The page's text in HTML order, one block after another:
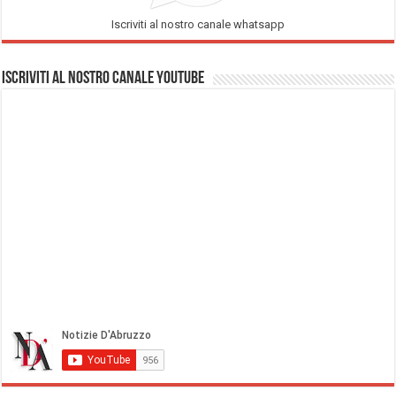
Iscriviti al nostro canale whatsapp
Iscriviti al nostro Canale Youtube